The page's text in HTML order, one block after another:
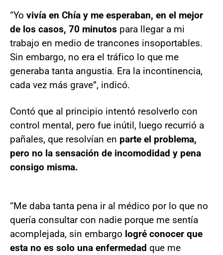
“Yo vivía en Chía y me esperaban, en el mejor
de los casos, 70 minutos para llegar a mi
trabajo en medio de trancones insoportables.
Sin embargo, no era el tráfico lo que me
generaba tanta angustia. Era la incontinencia,
cada vez más grave”, indicó.
Contó que al principio intentó resolverlo con
control mental, pero fue inútil, luego recurrió a
pañales, que resolvían en parte el problema,
pero no la sensación de incomodidad y pena
consigo misma.
“Me daba tanta pena ir al médico por lo que no
quería consultar con nadie porque me sentía
acomplejada, sin embargo logré conocer que
esta no es solo una enfermedad que me